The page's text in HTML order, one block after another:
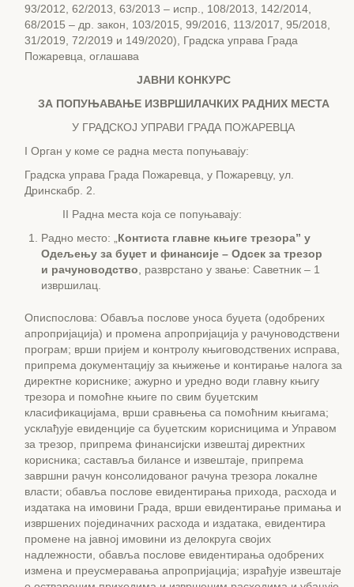
93/2012, 62/2013, 63/2013 – испр., 108/2013, 142/2014,
68/2015 – др. закон, 103/2015, 99/2016, 113/2017, 95/2018,
31/2019, 72/2019 и 149/2020), Градска управа Града
Пожаревца, оглашава
ЈАВНИ КОНКУРС
ЗА ПОПУЊАВАЊЕ ИЗВРШИЛАЧКИХ РАДНИХ МЕСТА
У ГРАДСКОЈ УПРАВИ ГРАДА ПОЖАРЕВЦА
I Орган у коме се радна места попуњавају:
Градска управа Града Пожаревца, у Пожаревцу, ул.
Дринскабр. 2.
II Радна места која се попуњавају:
Радно место: „ Контиста главне књиге трезора” у
Одељењу за буџет и финансије – Одсек за трезор
и рачуноводство , разврстано у звање: Саветник – 1
извршилац.
Описпослова: Обавља послове уноса буџета (одобрених
апропријација) и промена апропријација у рачуноводствени
програм; врши пријем и контролу књиговодствених исправа,
припрема документацију за књижење и контирање налога за
директне кориснике; ажурно и уредно води главну књигу
трезора и помоћне књиге по свим буџетским
класификацијама, врши сравњења са помоћним књигама;
усклађује евиденције са буџетским корисницима и Управом
за трезор, припрема финансијски извештај директних
корисника; саставља билансе и извештаје, припрема
завршни рачун консолидованог рачуна трезора локалне
власти; обавља послове евидентирања прихода, расхода и
издатака на имовини Града, врши евидентирање примања и
извршених појединачних расхода и издатака, евидентира
промене на јавној имовини из делокруга својих
надлежности, обавља послове евидентирања одобрених
измена и преусмеравања апропријација; израђује извештаје